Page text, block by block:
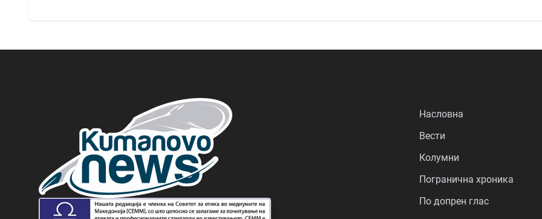
Насловна
Вести
Колумни
Погранична хроника
По допрен глас